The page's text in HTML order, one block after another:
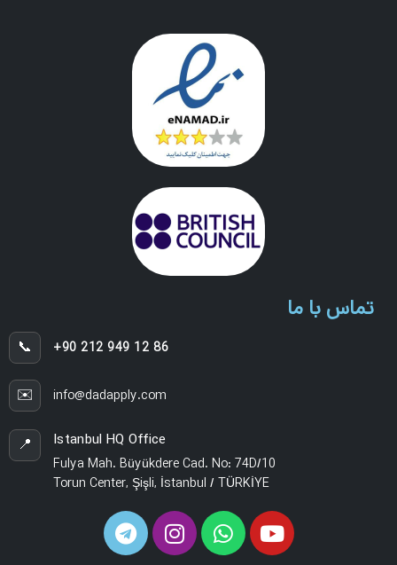
تماس با ما
📞 +90 212 949 12 86
✉️ info@dadapply.com
📍 Istanbul HQ Office
Fulya Mah. Büyükdere Cad. No: 74D/10
Torun Center, Şişli, İstanbul / TÜRKİYE